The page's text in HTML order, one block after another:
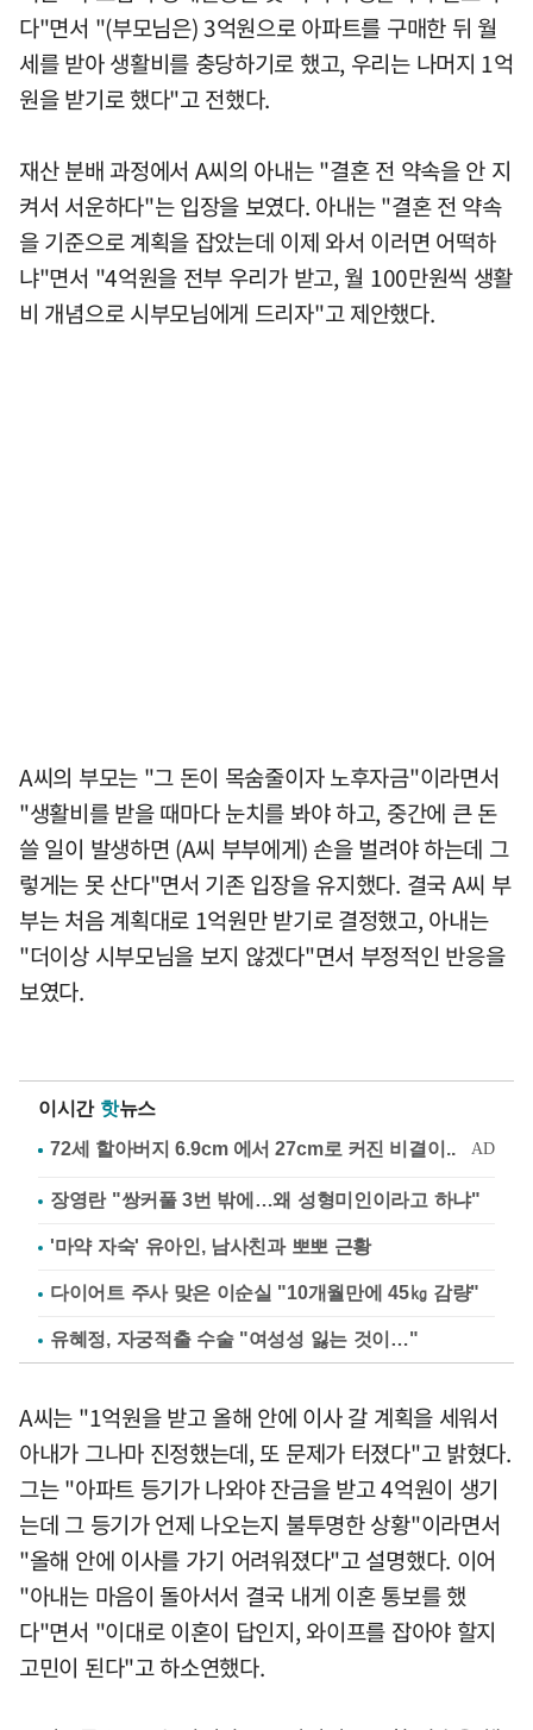
다"면서 "(부모님은) 3억원으로 아파트를 구매한 뒤 월
세를 받아 생활비를 충당하기로 했고, 우리는 나머지 1억
원을 받기로 했다"고 전했다.
재산 분배 과정에서 A씨의 아내는 "결혼 전 약속을 안 지
켜서 서운하다"는 입장을 보였다. 아내는 "결혼 전 약속
을 기준으로 계획을 잡았는데 이제 와서 이러면 어떡하
냐"면서 "4억원을 전부 우리가 받고, 월 100만원씩 생활
비 개념으로 시부모님에게 드리자"고 제안했다.
A씨의 부모는 "그 돈이 목숨줄이자 노후자금"이라면서
"생활비를 받을 때마다 눈치를 봐야 하고, 중간에 큰 돈
쓸 일이 발생하면 (A씨 부부에게) 손을 벌려야 하는데 그
렇게는 못 산다"면서 기존 입장을 유지했다. 결국 A씨 부
부는 처음 계획대로 1억원만 받기로 결정했고, 아내는
"더이상 시부모님을 보지 않겠다"면서 부정적인 반응을
보였다.
이시간 핫뉴스
장영란 "쌍커풀 3번 밖에…왜 성형미인이라고 하냐"
'마약 자숙' 유아인, 남사친과 뽀뽀 근황
다이어트 주사 맞은 이순실 "10개월만에 45㎏ 감량"
유혜정, 자궁적출 수술 "여성성 잃는 것이…"
A씨는 "1억원을 받고 올해 안에 이사 갈 계획을 세워서
아내가 그나마 진정했는데, 또 문제가 터졌다"고 밝혔다.
그는 "아파트 등기가 나와야 잔금을 받고 4억원이 생기
는데 그 등기가 언제 나오는지 불투명한 상황"이라면서
"올해 안에 이사를 가기 어려워졌다"고 설명했다. 이어
"아내는 마음이 돌아서서 결국 내게 이혼 통보를 했
다"면서 "이대로 이혼이 답인지, 와이프를 잡아야 할지
고민이 된다"고 하소연했다.